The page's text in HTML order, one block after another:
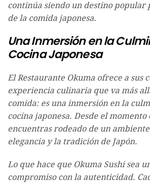
continúa siendo un destino popular
de la comida japonesa.
Una Inmersión en la
Cocina Japonesa
El Restaurante Okuma ofrece a sus
experiencia culinaria que va más
comida: es una inmersión en la
cocina japonesa. Desde el
encuentras rodeado de un
elegancia y la tradición de Japón.
Lo que hace que Okuma Sushi sea
compromiso con la autenticidad.